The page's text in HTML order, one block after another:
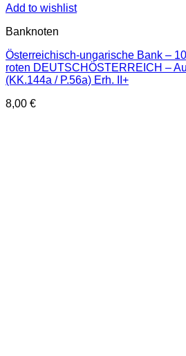
Add to wishlist
Banknoten
Österreichisch-ungarische Bank –
roten DEUTSCHÖSTERREICH –
(KK.144a / P.56a) Erh. II+
8,00 €